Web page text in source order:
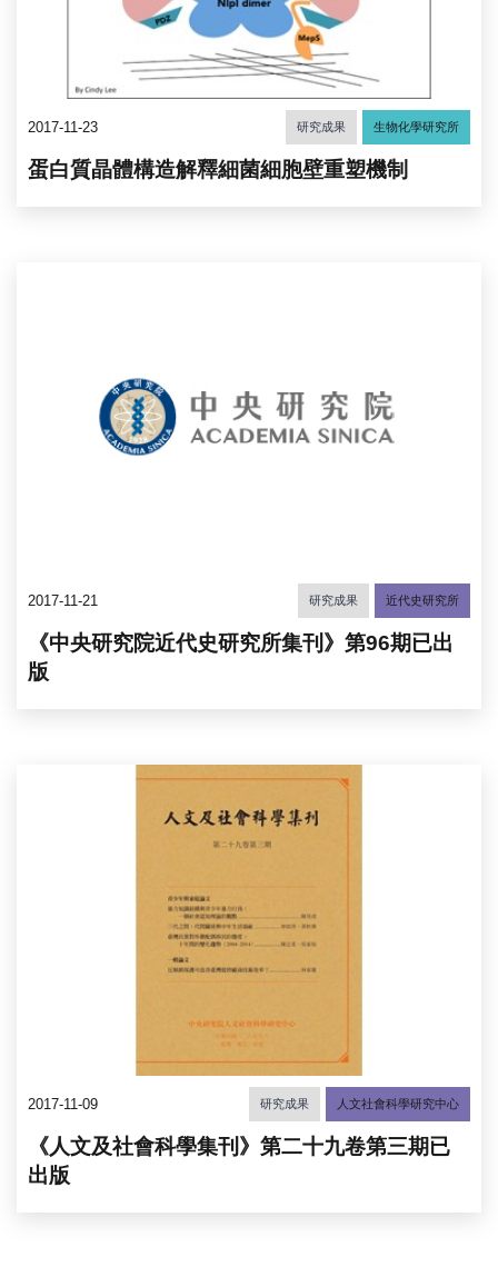
2017-11-23 研究成果 生物化學研究所
蛋白質晶體構造解釋細菌細胞壁重塑機制
2017-11-21 研究成果 近代史研究所
《中央研究院近代史研究所集刊》第96期已出
版
2017-11-09 研究成果 人文社會科學研究中心
《人文及社會科學集刊》第二十九卷第三期已
出版